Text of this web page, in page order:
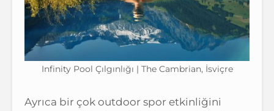
Infinity Pool Çılgınlığı | The Cambrian, İsviçre
Ayrıca bir çok outdoor spor etkinliğini